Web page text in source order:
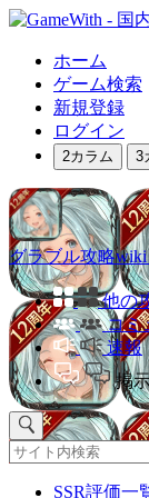
ホーム
ゲーム検索
新規登録
ログイン
2カラム 3
グラブル攻略
他の
コミ
速報
掲
SSR評価一